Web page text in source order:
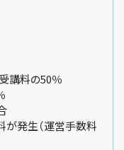
講料の50％
発生（運営手数料